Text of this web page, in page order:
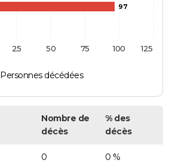
97
Personnes décédées
100
25 50 75 125
Nombre de
décès
% des
décès
0 0 %